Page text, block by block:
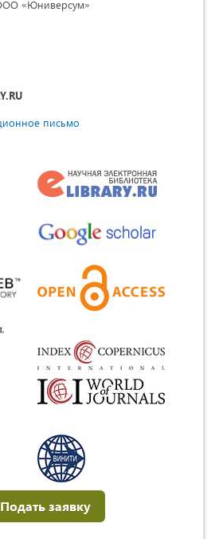
«Юниверсум»
письмо
Подать заявку